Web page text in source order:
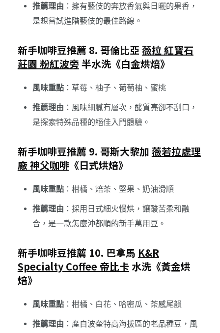
推薦理由 ：擁有藝伎的奔放香氣與日曬的果香，
是想嘗試進階藝伎的最佳路線。
新手咖啡豆推薦 8. 哥倫比亞 薇拉 紅寶石
莊園 粉紅波旁 半水洗《白金烘焙》
風味重點：草莓、柚子、葡萄柚、蜜桃
推薦理由 ：風味細膩有層次，酸質亮卻不刮口，
是探索特殊品種的絕佳入門體驗。
新手咖啡豆推薦 9. 哥斯大黎加 薇若拉處理
廠 神父咖啡《日式烘焙》
風味重點：柑橘、焙茶、堅果、奶油滑順
推薦理由 ：採用日式細火慢烘，讓酸苦柔和融
合，是一款怎麼沖都順的新手萬用豆。
新手咖啡豆推薦 10. 巴拿馬 K&R
Specialty Coffee 帝比卡水洗《黃金烘
焙》
風味重點：柑橘、白花、哈密瓜、茶感尾韻
推薦理由 ：產自波奎特高海拔區的老品種豆，風